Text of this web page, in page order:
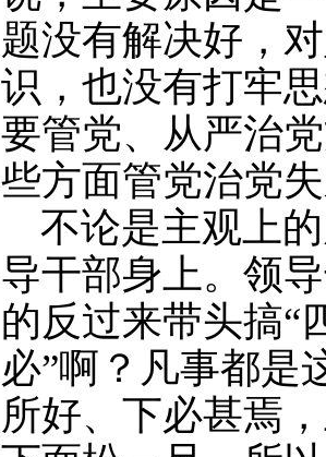
题没有解决好，
识，也没有打牢
要管党、从严治
些方面管党治党
不论是主观上
导干部身上。领
的反过来带头搞“
必”啊？凡事都是
所好、下必甚焉